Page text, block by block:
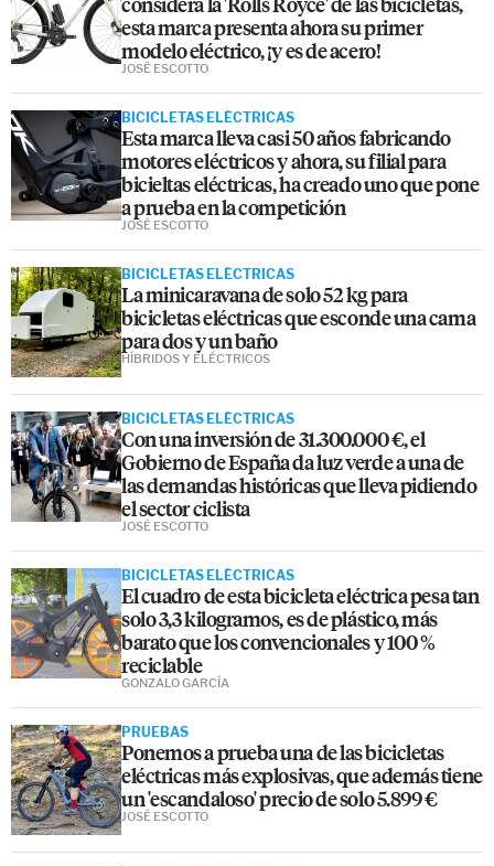
esta marca presenta ahora su primer
modelo eléctrico, ¡y es de acero!
JOSÉ ESCOTTO
BICICLETAS ELÉCTRICAS
Esta marca lleva casi 50 años fabricando
motores eléctricos y ahora, su filial para
bicieltas eléctricas, ha creado uno que pone
a prueba en la competición
JOSÉ ESCOTTO
BICICLETAS ELÉCTRICAS
La minicaravana de solo 52 kg para
bicicletas eléctricas que esconde una cama
para dos y un baño
HÍBRIDOS Y ELÉCTRICOS
BICICLETAS ELÉCTRICAS
Con una inversión de 31.300.000 €, el
Gobierno de España da luz verde a una de
las demandas históricas que lleva pidiendo
el sector ciclista
JOSÉ ESCOTTO
BICICLETAS ELÉCTRICAS
El cuadro de esta bicicleta eléctrica pesa tan
solo 3,3 kilogramos, es de plástico, más
barato que los convencionales y 100 %
reciclable
GONZALO GARCÍA
PRUEBAS
Ponemos a prueba una de las bicicletas
eléctricas más explosivas, que además tiene
un 'escandaloso' precio de solo 5.899 €
JOSÉ ESCOTTO